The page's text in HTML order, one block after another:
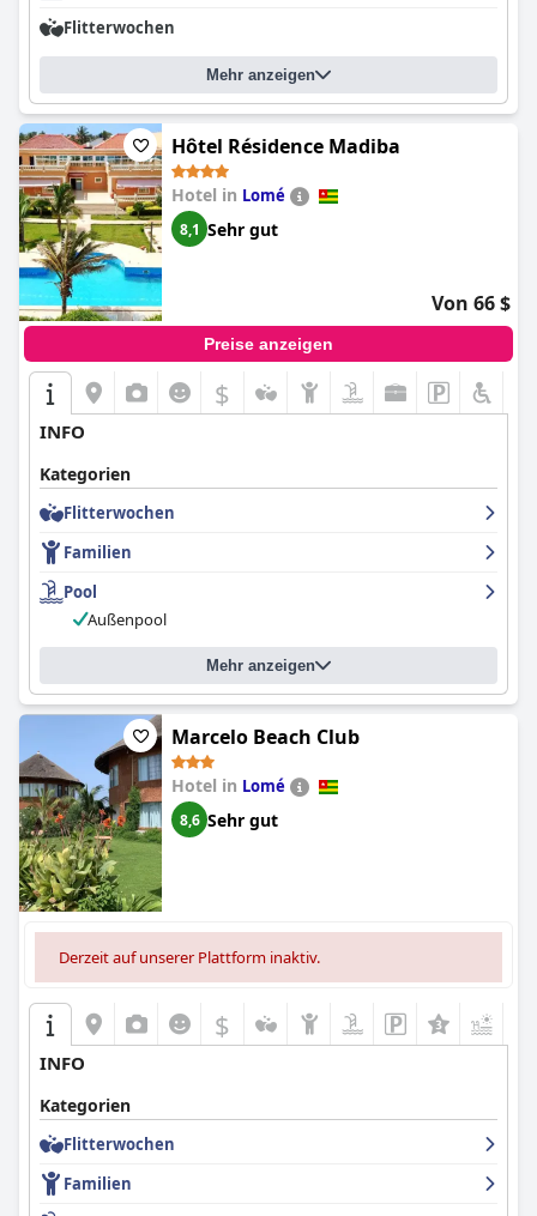
Flitterwochen
Mehr anzeigen
Hôtel Résidence Madiba
Hotel in Lomé
8,1 Sehr gut
Von 66 $
Preise anzeigen
$
INFO
Kategorien
Flitterwochen
Familien
Pool
Außenpool
Mehr anzeigen
Marcelo Beach Club
Hotel in Lomé
8,6 Sehr gut
Derzeit auf unserer Plattform inaktiv.
$
INFO
Kategorien
Flitterwochen
Familien